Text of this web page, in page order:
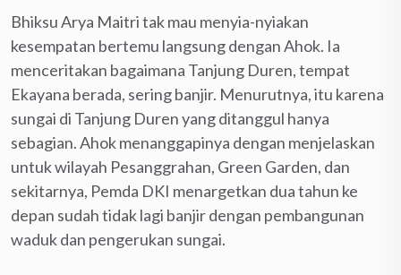
Bhiksu Arya Maitri tak mau menyia-nyiakan
kesempatan bertemu langsung dengan Ahok. Ia
menceritakan bagaimana Tanjung Duren, tempat
Ekayana berada, sering banjir. Menurutnya, itu karena
sungai di Tanjung Duren yang ditanggul hanya
sebagian. Ahok menanggapinya dengan menjelaskan
untuk wilayah Pesanggrahan, Green Garden, dan
sekitarnya, Pemda DKI menargetkan dua tahun ke
depan sudah tidak lagi banjir dengan pembangunan
waduk dan pengerukan sungai.